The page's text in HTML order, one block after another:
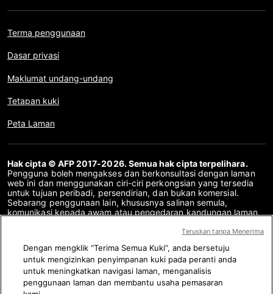
Terma penggunaan
Dasar privasi
Maklumat undang-undang
Tetapan kuki
Peta Laman
Hak cipta © AFP 2017-2026. Semua hak cipta terpelihara.
Pengguna boleh mengakses dan berkonsultasi dengan laman
web ini dan menggunakan ciri-ciri perkongsian yang tersedia
untuk tujuan peribadi, persendirian, dan bukan komersial.
Sebarang penggunaan lain, khususnya salinan semula,
komunikasi kepada awam atau pengedaran kandungan laman
sebarang tujuan lain dan/atau dengan cara lain, tanpa
adalah dilarang sama sekali. Perkara yang digambarkan atau
disertakan melalui pautan dalam kandungan Semakan Fakta
disediakan sebanyak yang diperlukan untuk pemahaman yang
betul mengenai pengesahan maklumat yang berkenaan. AFP
belum memperoleh sebarang hak dari para pengarang atau
Dengan mengklik “Terima Semua Kuki”, anda bersetuju
untuk mengizinkan penyimpanan kuki pada peranti anda
untuk meningkatkan navigasi laman, menganalisis
penggunaan laman dan membantu usaha pemasaran
Teruskan tanpa Menerima